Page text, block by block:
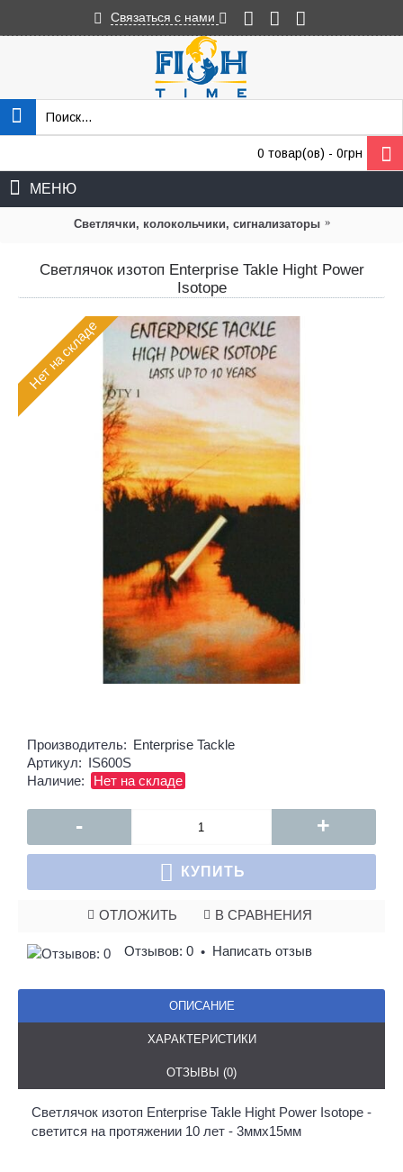
Связаться с нами
0 товар(ов) - 0грн
МЕНЮ
Светлячки, колокольчики, сигнализаторы
Светлячок изотоп Enterprise Takle Hight Power
Isotope
Нет на складе
Производитель: Enterprise Tackle
Артикул: IS600S
Наличие:
Нет на складе
- +
КУПИТЬ
ОТЛОЖИТЬ В СРАВНЕНИЯ
Отзывов: 0 • Написать отзыв
ОПИСАНИЕ
ХАРАКТЕРИСТИКИ
ОТЗЫВЫ (0)
Светлячок изотоп Enterprise Takle Hight Power Isotope -
светится на протяжении 10 лет - 3ммх15мм